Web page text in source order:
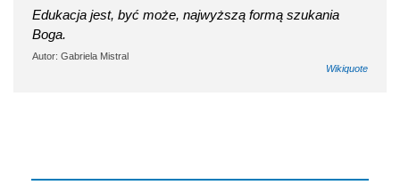
Edukacja jest, być może, najwyższą formą szukania
Boga.
Autor: Gabriela Mistral
Wikiquote